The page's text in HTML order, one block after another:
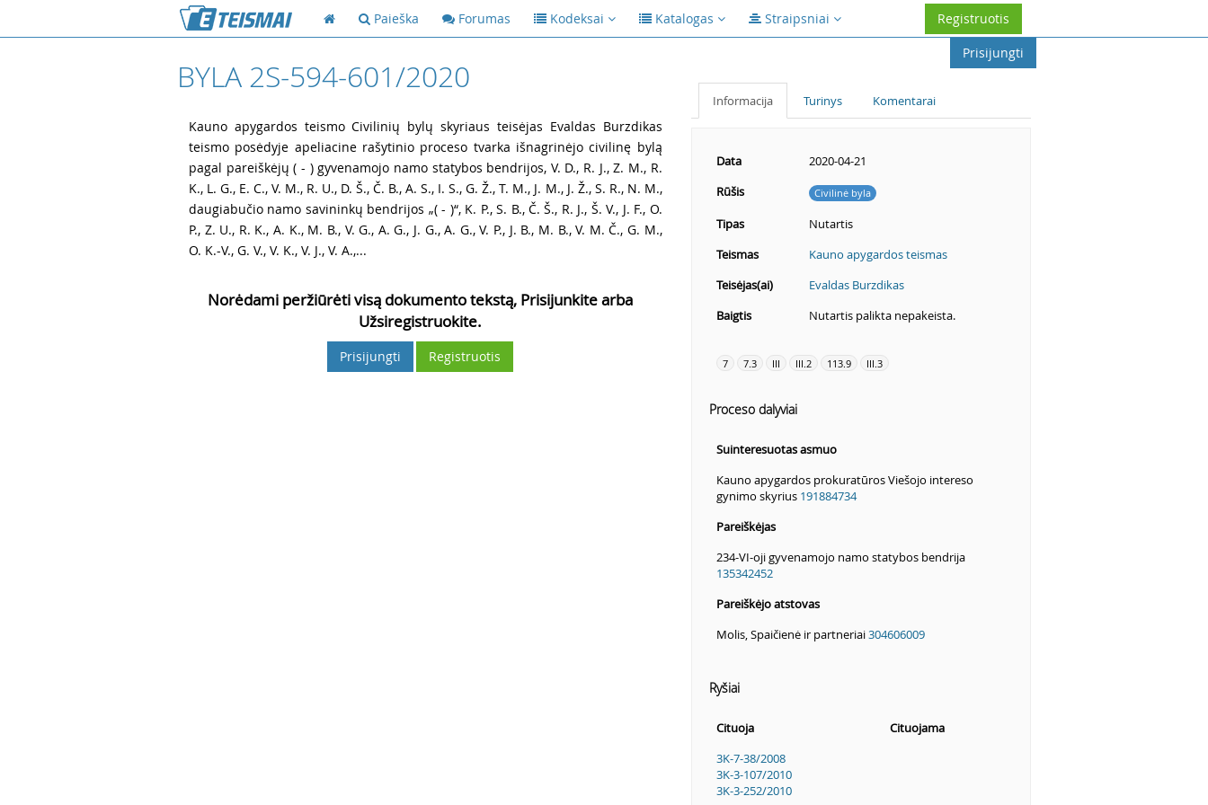
Paieška Forumas Kodeksai Katalogas Straipsniai
Registruotis
Prisijungti
BYLA 2S-594-601/2020
Kauno apygardos teismo Civilinių bylų skyriaus teisėjas Evaldas Burzdikas
teismo posėdyje apeliacine rašytinio proceso tvarka išnagrinėjo civilinę bylą
pagal pareiškėjų ( - ) gyvenamojo namo statybos bendrijos, V. D., R. J., Z. M., R.
K., L. G., E. C., V. M., R. U., D. Š., Č. B., A. S., I. S., G. Ž., T. M., J. M., J. Ž., S. R., N. M.,
daugiabučio namo savininkų bendrijos „( - )“, K. P., S. B., Č. Š., R. J., Š. V., J. F., O.
P., Z. U., R. K., A. K., M. B., V. G., A. G., J. G., A. G., V. P., J. B., M. B., V. M. Č., G. M.,
O. K.-V., G. V., V. K., V. J., V. A.,...
Norėdami peržiūrėti visą dokumento tekstą, Prisijunkite arba
Užsiregistruokite.
Prisijungti Registruotis
Informacija Turinys Komentarai
Data
2020-04-21
Rūšis
Civilinė byla
Tipas
Nutartis
Teismas
Kauno apygardos teismas
Teisėjas(ai)
Evaldas Burzdikas
Baigtis
Nutartis palikta nepakeista.
7 7.3 III III.2 113.9 III.3
Proceso dalyviai
Suinteresuotas asmuo
Kauno apygardos prokuratūros Viešojo intereso
gynimo skyrius 191884734
Pareiškėjas
234-VI-oji gyvenamojo namo statybos bendrija
135342452
Pareiškėjo atstovas
Molis, Spaičienė ir partneriai304606009
Ryšiai
Cituoja
Cituojama
3K-7-38/2008
3K-3-107/2010
3K-3-252/2010